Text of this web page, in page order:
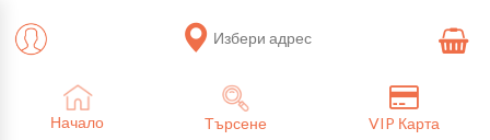
Избери адрес
Начало Търсене VIP Карта